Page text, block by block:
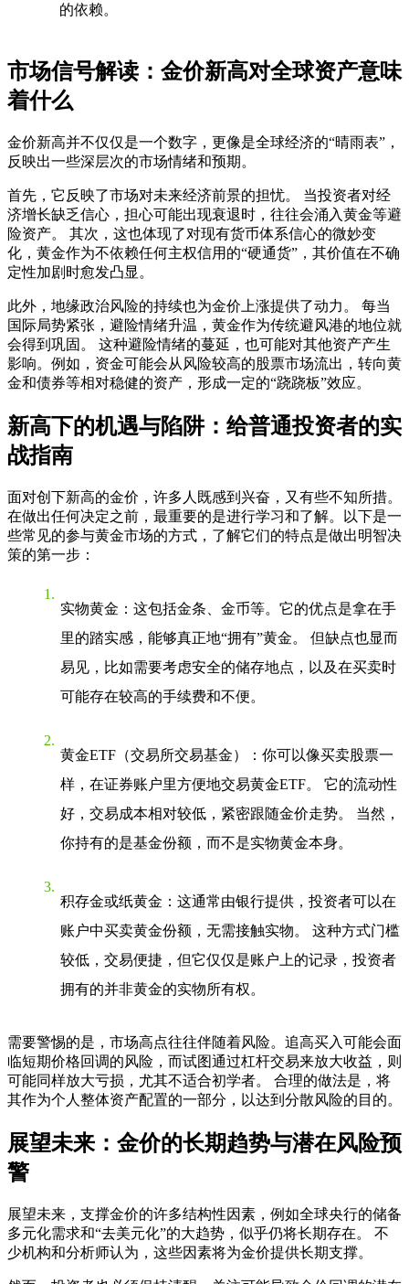
的依赖。
市场信号解读：金价新高对全球资产意味
着什么
金价新高并不仅仅是一个数字，更像是全球经济的“晴雨表”，
反映出一些深层次的市场情绪和预期。
首先，它反映了市场对未来经济前景的担忧。 当投资者对经
济增长缺乏信心，担心可能出现衰退时，往往会涌入黄金等避
险资产。 其次，这也体现了对现有货币体系信心的微妙变
化，黄金作为不依赖任何主权信用的“硬通货”，其价值在不确
定性加剧时愈发凸显。
此外，地缘政治风险的持续也为金价上涨提供了动力。 每当
国际局势紧张，避险情绪升温，黄金作为传统避风港的地位就
会得到巩固。 这种避险情绪的蔓延，也可能对其他资产产生
影响。例如，资金可能会从风险较高的股票市场流出，转向黄
金和债券等相对稳健的资产，形成一定的“跷跷板”效应。
新高下的机遇与陷阱：给普通投资者的实
战指南
面对创下新高的金价，许多人既感到兴奋，又有些不知所措。
在做出任何决定之前，最重要的是进行学习和了解。以下是一
些常见的参与黄金市场的方式，了解它们的特点是做出明智决
策的第一步：
实物黄金 ：这包括金条、金币等。它的优点是拿在手
里的踏实感，能够真正地“拥有”黄金。 但缺点也显而
易见，比如需要考虑安全的储存地点，以及在买卖时
可能存在较高的手续费和不便。
黄金ETF（交易所交易基金）
：你可以像买卖股票一
样，在证券账户里方便地交易黄金ETF。 它的流动性
好，交易成本相对较低，紧密跟随金价走势。 当然，
你持有的是基金份额，而不是实物黄金本身。
积存金或纸黄金 ：这通常由银行提供，投资者可以在
账户中买卖黄金份额，无需接触实物。 这种方式门槛
较低，交易便捷，但它仅仅是账户上的记录，投资者
拥有的并非黄金的实物所有权。
需要警惕的是，市场高点往往伴随着风险。追高买入可能会面
临短期价格回调的风险，而试图通过杠杆交易来放大收益，则
可能同样放大亏损，尤其不适合初学者。 合理的做法是，将
其作为个人整体资产配置的一部分，以达到分散风险的目的。
展望未来：金价的长期趋势与潜在风险预
警
展望未来，支撑金价的许多结构性因素，例如全球央行的储备
多元化需求和“去美元化”的大趋势，似乎仍将长期存在。 不
少机构和分析师认为，这些因素将为金价提供长期支撑。